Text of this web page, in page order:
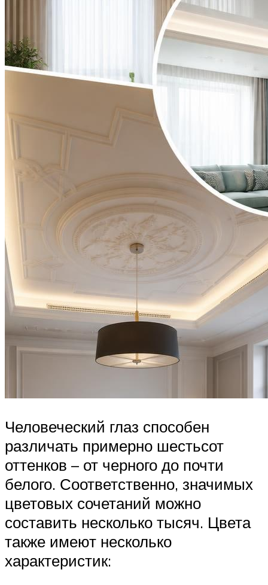
Человеческий глаз способен
различать примерно шестьсот
оттенков – от черного до почти
белого. Соответственно, значимых
цветовых сочетаний можно
составить несколько тысяч. Цвета
также имеют несколько
характеристик: